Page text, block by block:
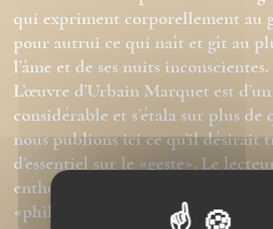
qui expriment corporellement au
pour autrui ce qui naît et gît au
l’âme et de ses nuits inconscientes.
L’œuvre d’Urbain Marquet est
considérable et s’étala sur plus de
nous publions ici ce qu’il désirait
d’essentiel sur le «geste». Le
enthousiaste peut-être à la
«philosophe inconnu», après